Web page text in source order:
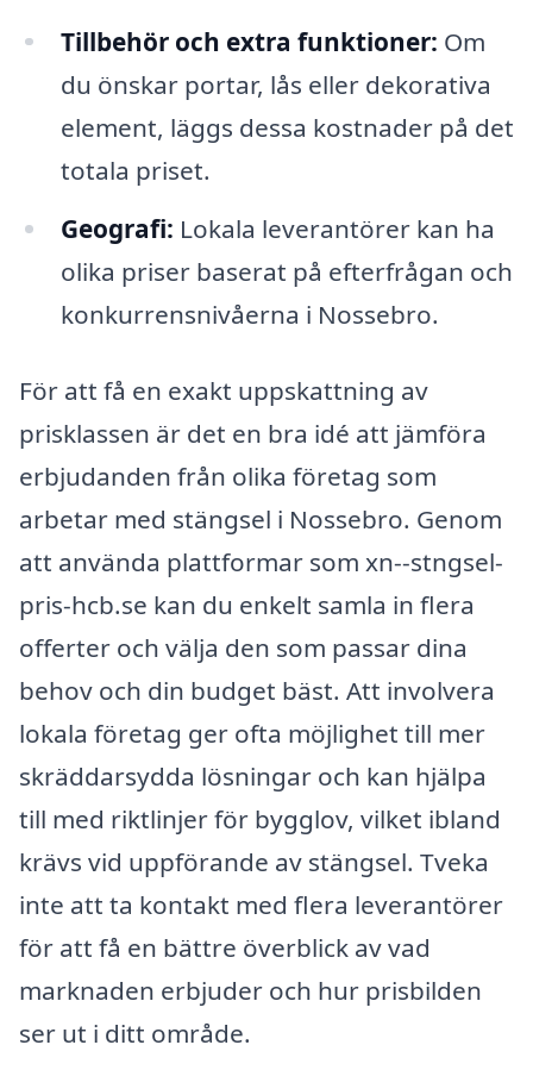
Tillbehör och extra funktioner: Om
du önskar portar, lås eller dekorativa
element, läggs dessa kostnader på det
totala priset.
Geografi: Lokala leverantörer kan ha
olika priser baserat på efterfrågan och
konkurrensnivåerna i Nossebro.
För att få en exakt uppskattning av
prisklassen är det en bra idé att jämföra
erbjudanden från olika företag som
arbetar med stängsel i Nossebro. Genom
att använda plattformar som xn--stngsel-
pris-hcb.se kan du enkelt samla in flera
offerter och välja den som passar dina
behov och din budget bäst. Att involvera
lokala företag ger ofta möjlighet till mer
skräddarsydda lösningar och kan hjälpa
till med riktlinjer för bygglov, vilket ibland
krävs vid uppförande av stängsel. Tveka
inte att ta kontakt med flera leverantörer
för att få en bättre överblick av vad
marknaden erbjuder och hur prisbilden
ser ut i ditt område.